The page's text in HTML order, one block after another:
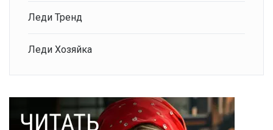
Леди Тренд
Леди Хозяйка